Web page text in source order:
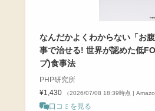
なんだかよくわからない「お
事で治せる! 世界が認めた低
プ)食事法
PHP研究所
¥1,430
（2026/07/08 18:39時点 |
口コミを見る